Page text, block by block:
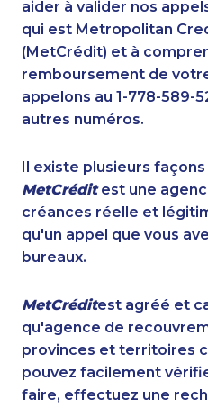
aider à valider nos
qui est Metropolitan
(MetCrédit) et à
remboursement de
appelons au 1-778-589-
autres numéros.
Il existe plusieurs
MetCréditest une
créances réelle et
qu'un appel que vous
bureaux.
MetCréditest agréé et
qu'agence de
provinces et territoires
pouvez facilement
faire, effectuez une